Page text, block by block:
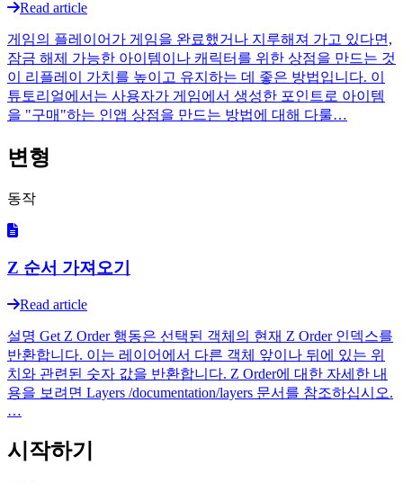
Read article
게임의 플레이어가 게임을 완료했거나 지루해져 가고 있다면,
잠금 해제 가능한 아이템이나 캐릭터를 위한 상점을 만드는 것
이 리플레이 가치를 높이고 유지하는 데 좋은 방법입니다. 이
튜토리얼에서는 사용자가 게임에서 생성한 포인트로 아이템
을 "구매"하는 인앱 상점을 만드는 방법에 대해 다룰…
변형
동작
Z 순서 가져오기
Read article
설명 Get Z Order 행동은 선택된 객체의 현재 Z Order 인덱스를
반환합니다. 이는 레이어에서 다른 객체 앞이나 뒤에 있는 위
치와 관련된 숫자 값을 반환합니다. Z Order에 대한 자세한 내
용을 보려면 Layers /documentation/layers 문서를 참조하십시오.
…
시작하기